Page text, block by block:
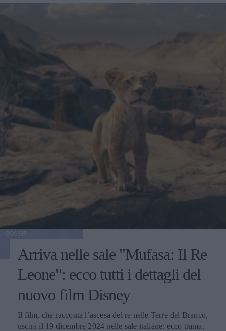
Arriva nelle sale "Mufasa: Il Re
Leone": ecco tutti i dettagli del
nuovo film Disney
Il film, che racconta l’ascesa del re nelle Terre del Branco,
uscirà il 19 dicembre 2024 nelle sale italiane: ecco trama,